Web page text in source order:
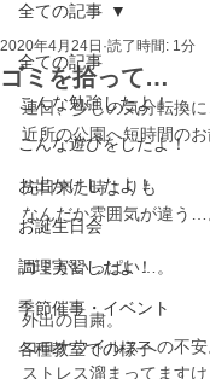
全ての記事
こんな勉強したよ！
こんな遊びをしたよ！
お出かけしたよ！
お誕生日会
調理実習したよ！
季節催事・イベント
各種教室での様子
全ての記事
ゴミを拾って…
2020年4月24日 読了時間: 1分
連日、少しの気分転換
近所の公園へ短時間のお
先日来た時よりも
なんだか雰囲気が違う…
ゴミがいっぱい…。
外出の自粛。
コロナウイルスへの不安
ストレス溜まってます